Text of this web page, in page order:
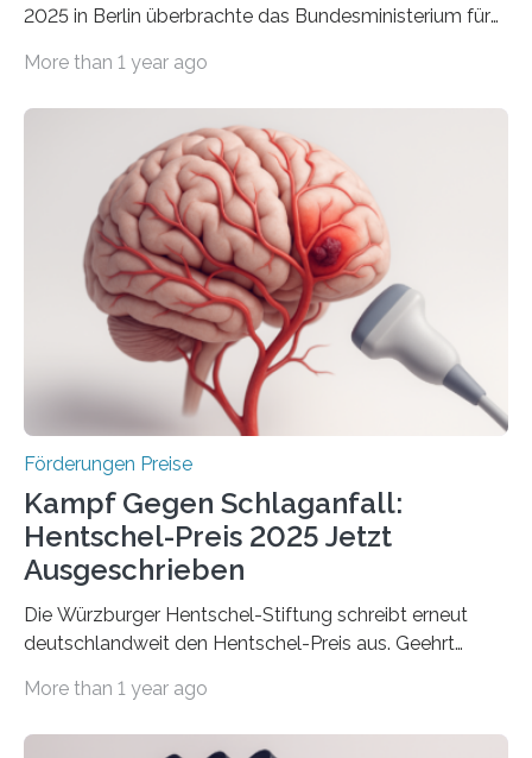
2025 in Berlin überbrachte das Bundesministerium für
Überplanmäßige Verpflichtungsermächtigungen in
Woche vom Haushaltsausschuss freigegeben – unter
anderem zur Unterstützung der
Industrieforschungsprogramme Industrielle
Gemeinschaftsforschung (IGF), Zentrales
Innovationsprogramm Mittelstand (ZIM) und
Innovationskompetenz INNO-KOM. Auf dem
Innovationstag Mittelstand 2025 am 5. Juni 2025 in
Berlin überbrachte das Bundesministerium für
Wirtschaft und Energie eine gute Nachricht:
Überplanmäßige Verpflichtungsermächtigungen in
More than 1 year ago
Förderungen Preise
Kampf Gegen Schlaganfall:
Hentschel-Preis 2025 Jetzt
Ausgeschrieben
Die Würzburger Hentschel-Stiftung schreibt erneut
deutschlandweit den Hentschel-Preis aus. Geehrt
hochrangige wissenschaftliche Publikation zum Thema
More than 1 year ago